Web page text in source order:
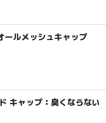
ルメッシュキャップ
キャップ：臭くならない